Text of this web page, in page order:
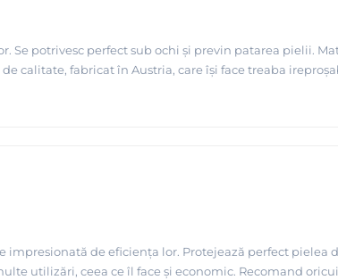
potrivesc perfect sub ochi și previn patarea pielii.
calitate, fabricat în Austria, care își face treaba
de eficiența lor. Protejează perfect pielea
utilizări, ceea ce îl face și economic. Recomand